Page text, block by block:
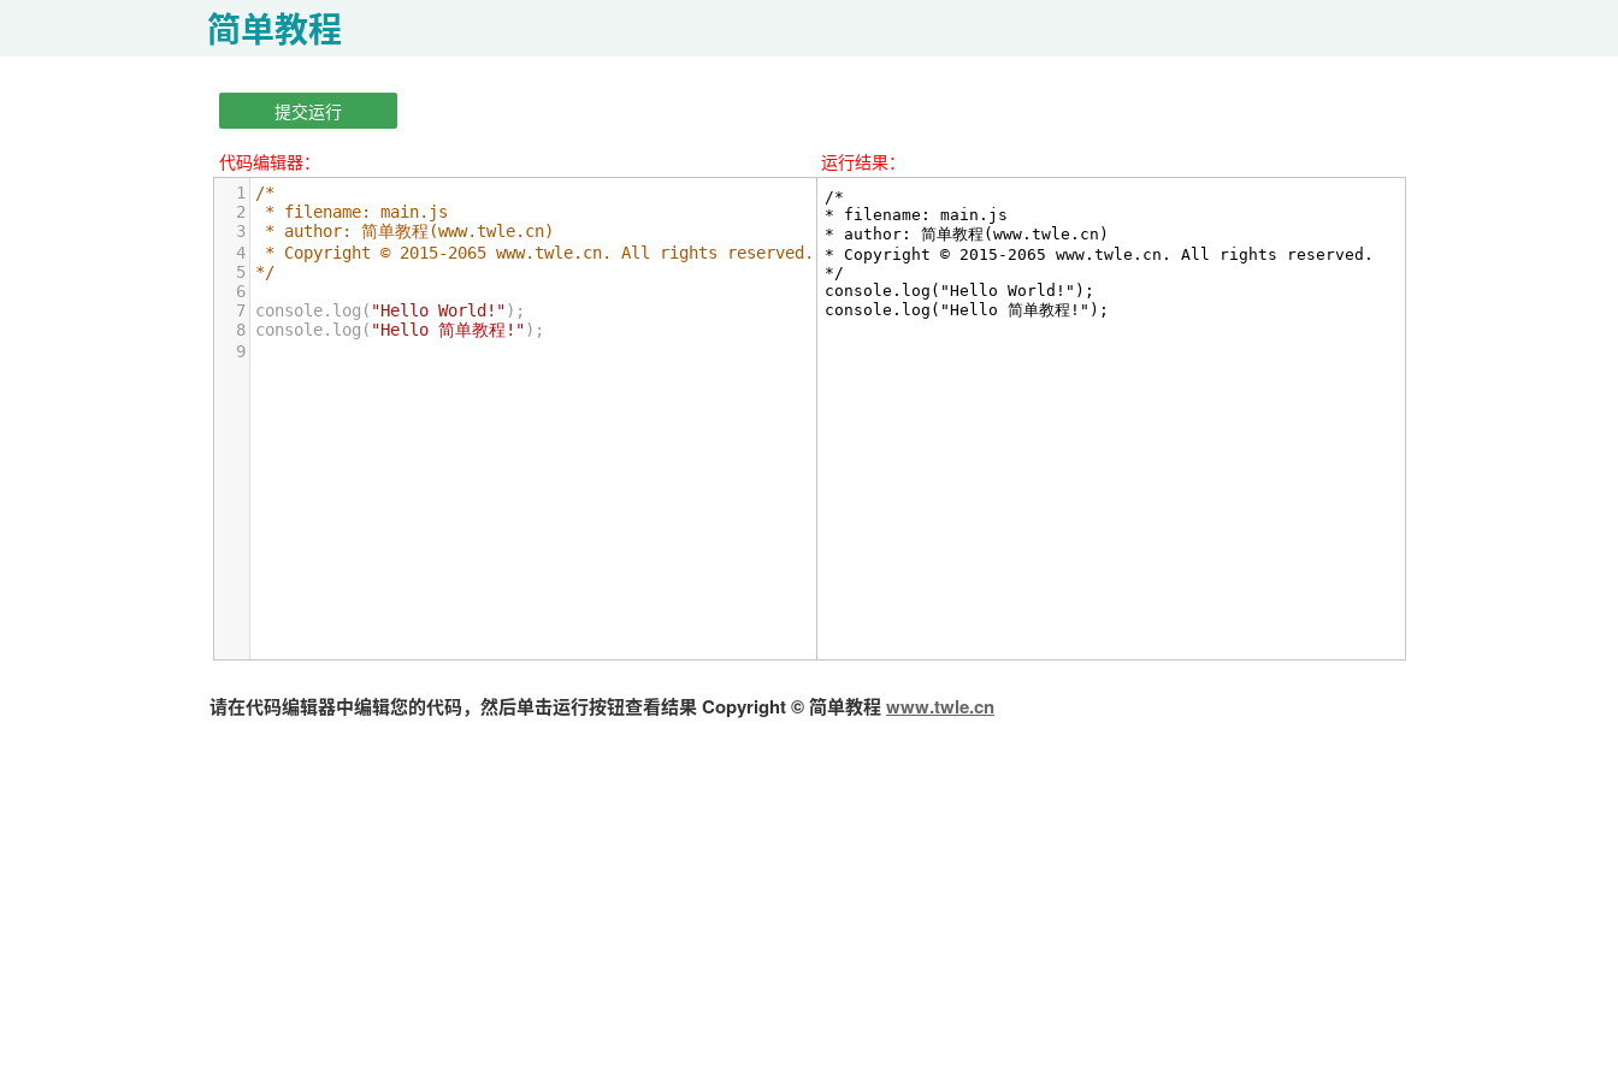
简单教程
提交运行
代码编辑器：
1
/*
2
* filename: main.js
3
* author: 简单教程(www.twle.cn)
4
* Copyright © 2015-2065 www.twle.cn. All rights reserved.
5 */
6
7 console. log ( "Hello World!");
8 console. log ( "Hello 简单教程!");
9
运行结果：
请在代码编辑器中编辑您的代码，然后单击运行按钮查看结果 Copyright © 简单教程www.twle.cn